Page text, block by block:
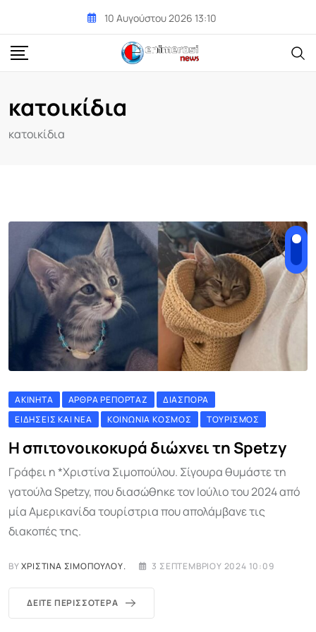
content
10 Αυγούστου 2026 13:10
κατοικίδια
κατοικίδια
ΑΚΊΝΗΤΑ ΆΡΘΡΑ ΡΕΠΟΡΤΆΖ
ΔΙΑΣΠΟΡΆ
ΕΙΔΉΣΕΙΣ ΚΑΙ ΝΈΑ
ΚΟΙΝΩΝΊΑ ΚΌΣΜΟΣ ΤΟΥΡΙΣΜΌΣ
Η σπιτονοικοκυρά διώχνει τη Spetzy
Γράφει η *Χριστίνα Σιμοπούλου. Σίγουρα θυμάστε τη
γατούλα Spetzy, που διασώθηκε τον Ιούλιο του 2024 από
μία Αμερικανίδα τουρίστρια που απολάμβανε τις
διακοπές της.
BYΧΡΙΣΤΊΝΑ ΣΙΜΟΠΟΎΛΟΥ. 3 ΣΕΠΤΕΜΒΡΊΟΥ 2024 10:09
ΔΕΊΤΕ ΠΕΡΙΣΣΌΤΕΡΑ